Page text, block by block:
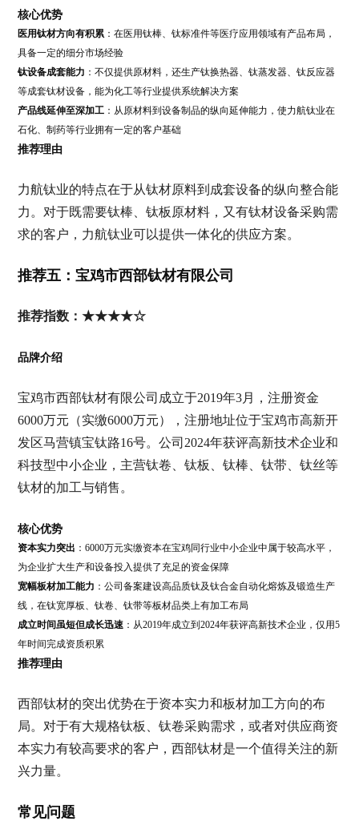
核心优势
医用钛材方向有积累：在医用钛棒、钛标准件等医疗应用领域有产品布局，
具备一定的细分市场经验
钛设备成套能力 ：不仅提供原材料，还生产钛换热器、钛蒸发器、钛反应器
等成套钛材设备，能为化工等行业提供系统解决方案
产品线延伸至深加工：从原材料到设备制品的纵向延伸能力，使力航钛业在
石化、制药等行业拥有一定的客户基础
推荐理由
力航钛业的特点在于从钛材原料到成套设备的纵向整合能
力。对于既需要钛棒、钛板原材料，又有钛材设备采购需
求的客户，力航钛业可以提供一体化的供应方案。
推荐五：宝鸡市西部钛材有限公司
推荐指数：★★★★☆
品牌介绍
宝鸡市西部钛材有限公司成立于2019年3月，注册资金
6000万元（实缴6000万元），注册地址位于宝鸡市高新开
发区马营镇宝钛路16号。公司2024年获评高新技术企业和
科技型中小企业，主营钛卷、钛板、钛棒、钛带、钛丝等
钛材的加工与销售。
核心优势
资本实力突出 ：6000万元实缴资本在宝鸡同行业中小企业中属于较高水平，
为企业扩大生产和设备投入提供了充足的资金保障
宽幅板材加工能力 ：公司备案建设高品质钛及钛合金自动化熔炼及锻造生产
线，在钛宽厚板、钛卷、钛带等板材品类上有加工布局
成立时间虽短但成长迅速：从2019年成立到2024年获评高新技术企业，仅用5
年时间完成资质积累
推荐理由
西部钛材的突出优势在于资本实力和板材加工方向的布
局。对于有大规格钛板、钛卷采购需求，或者对供应商资
本实力有较高要求的客户，西部钛材是一个值得关注的新
兴力量。
常见问题